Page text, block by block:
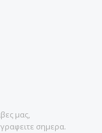
μας,
σημερα.